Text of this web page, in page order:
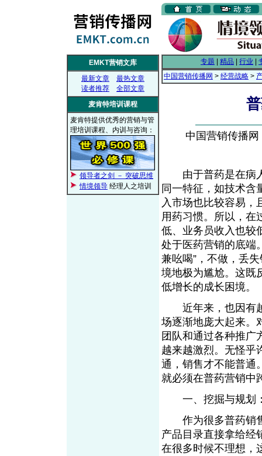
EMKT营销文库
最新文章
最热文章
读者推荐
全部文章
麦肯特培训课程
麦肯特提供优秀的营销与管
理培训课程、内训与咨询：
领导者之剑 － 突破思维
情境领导 经理人之培训
专题 精品 行业
中国营销传播网 > 经营战略 >
中国营销传播
由于普药是在病人
同一特征，如技术含
入市场也比较容易，
用药习惯。所以，在
低、业务员收入也较
处于医药营销的底端
兼吆喝”，不做，丢
境地极为尴尬。这既
低增长的成长困境。
近年来，也因有越
场逐渐地庞大起来。
团队和通过各种推广
越来越激烈。无怪乎
通，销售才不能普通
就必须在普药营销中
一、挖掘与规划
作为很多普药销售
产品目录直接拿给经
在很多时候不理想，